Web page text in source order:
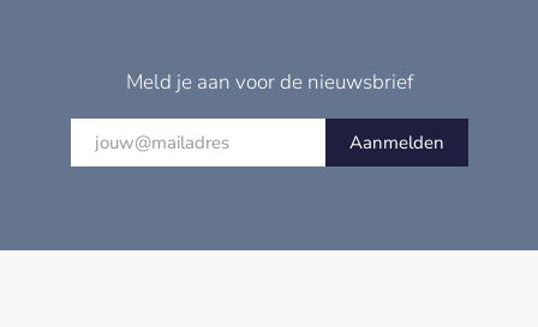
Meld je aan voor de nieuwsbrief
Aanmelden